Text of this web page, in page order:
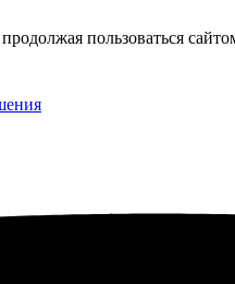
пользоваться